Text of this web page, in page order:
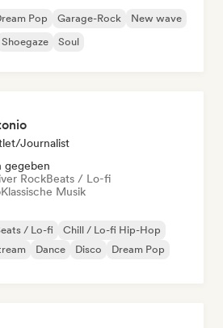
Pop Garage-Rock
New wave
Shoegaze Soul
Journalist
gegeben
RockBeats / Lo-fi
Klassische Musik
/ Lo-fi
Chill / Lo-fi Hip-Hop
Dance Disco
Dream Pop